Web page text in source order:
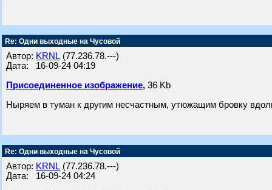
Re: Одни выходные на Чусовой
Автор: KRNL (77.236.78.---)
Дата: 16-09-24 04:19
Присоединенное изображение, 36 Kb
Ныряем в туман к другим несчастным, утюжащим бровку
Re: Одни выходные на Чусовой
Автор: KRNL (77.236.78.---)
Дата: 16-09-24 04:24